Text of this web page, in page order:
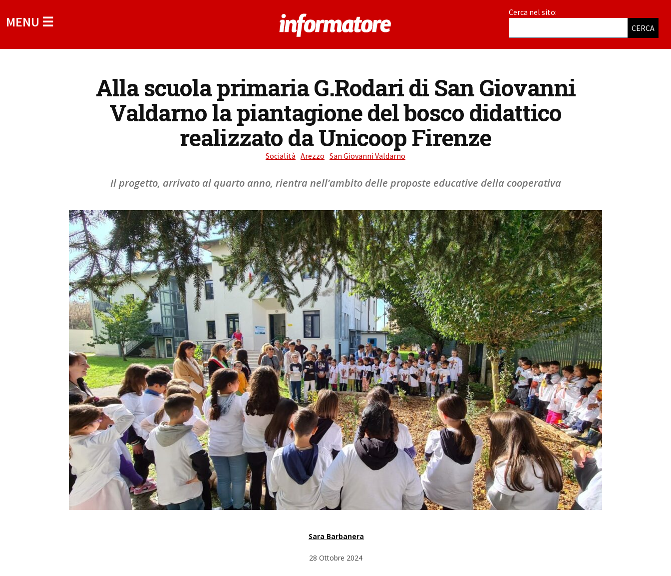
MENU ☰
Cerca nel sito:
CERCA
Alla scuola primaria G.Rodari di San Giovanni
Valdarno la piantagione del bosco didattico
realizzato da Unicoop Firenze
Socialità Arezzo San Giovanni Valdarno
Il progetto, arrivato al quarto anno, rientra nell’ambito delle proposte educative della cooperativa
Sara Barbanera
28 Ottobre 2024